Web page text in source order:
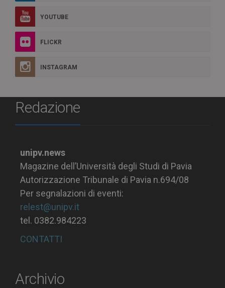
YOUTUBE
FLICKR
INSTAGRAM
Redazione
unipv.news
Magazine dell’Università degli Studi di Pavia
Autorizzazione Tribunale di Pavia n.694/08
Per segnalazioni di eventi:
relest@unipv.it
tel. 0382.984223
CONTATTI
Archivio